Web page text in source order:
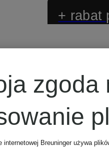
+ rabat
w
zgoda
internetowej Breuninger używa